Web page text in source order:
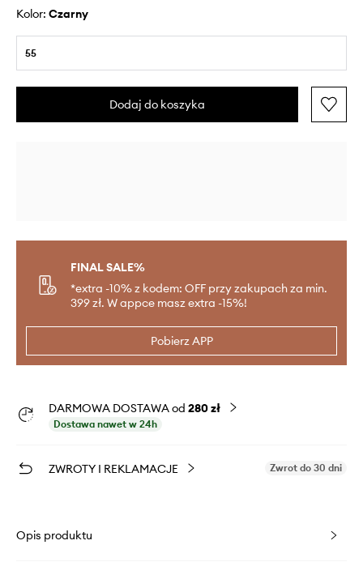
Kolor: czarny
55
Dodaj do koszyka
FINAL SALE%
*extra -10% z kodem: OFF przy zakupach za min.
399 zł. W appce masz extra -15%!
Pobierz APP
DARMOWA DOSTAWA od 280 zł
Dostawa nawet w 24h
ZWROTY I REKLAMACJE Zwrot do 30 dni
Opis produktu